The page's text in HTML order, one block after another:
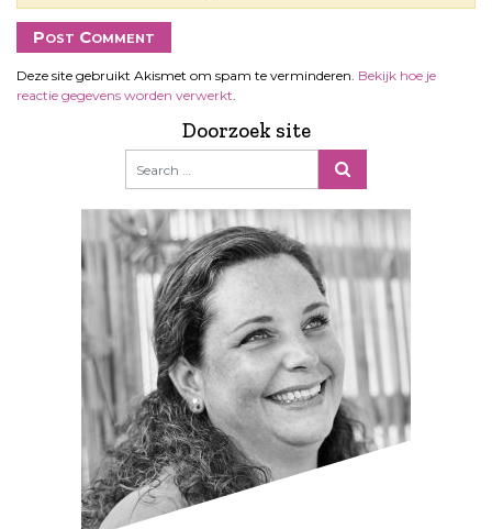
Deze site gebruikt Akismet om spam te verminderen. Bekijk hoe je
reactie gegevens worden verwerkt.
Doorzoek site